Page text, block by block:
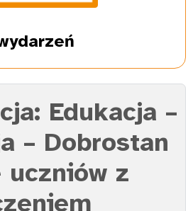
Edukacja –
– Dobrostan
uczniów z